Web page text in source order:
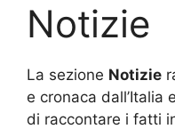
Notizie
La sezione Notizie
e cronaca dall’Italia
di raccontare i fatti